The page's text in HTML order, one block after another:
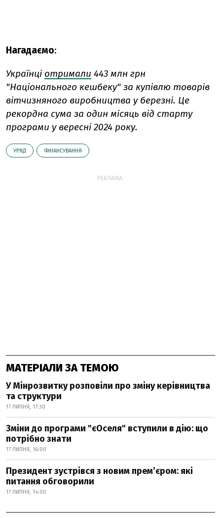
Нагадаємо:
Українці отримали 443 млн грн
"Національного кешбеку" за купівлю товарів
вітчизняного виробництва у березні. Це
рекордна сума за один місяць від старту
програми у вересні 2024 року.
УРЯД ФІНАНСУВАННЯ
РЕКЛАМА:
МАТЕРІАЛИ ЗА ТЕМОЮ
У Мінрозвитку розповіли про зміну керівництва
та структури
17 ЛИПНЯ, 17:30
Зміни до програми "єОселя" вступили в дію: що
потрібно знати
17 ЛИПНЯ, 16:00
Президент зустрівся з новим прем’єром: які
питання обговорили
17 ЛИПНЯ, 14:00